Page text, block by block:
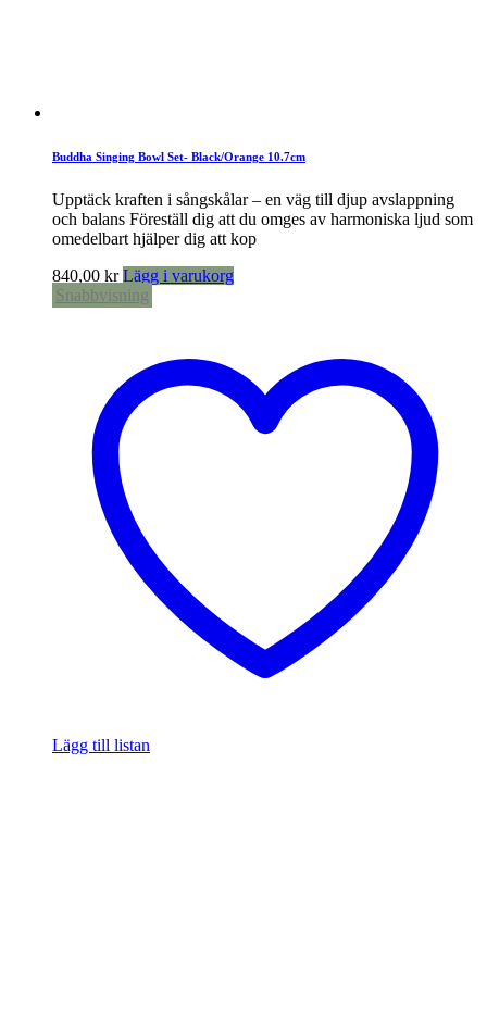
Buddha Singing Bowl Set- Black/Orange 10.7cm
Upptäck kraften i sångskålar – en väg till djup avslappning
och balans Föreställ dig att du omges av harmoniska ljud som
omedelbart hjälper dig att kop
840,00 kr Lägg i varukorg
Snabbvisning
Lägg till listan